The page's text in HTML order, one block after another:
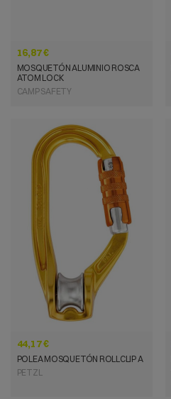
16,87 €
MOSQUETÓN ALUMINIO ROSCA
ATOM LOCK
CAMP SAFETY
VISTA RÁPIDA
44,17 €
POLEA MOSQUETÓN ROLLCLIP A
PETZL